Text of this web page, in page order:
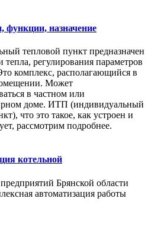
функции, назначение
тепловой пункт предназначен
тепла, регулирования параметров
комплекс, располагающийся в
Может
в частном или
доме. ИТП (индивидуальный
что это такое, как устроен и
рассмотрим подробнее.
котельной
Брянской области
автоматизация работы